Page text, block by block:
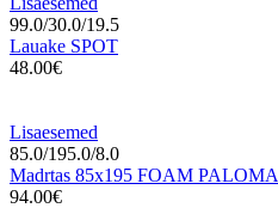
99.0/30.0/19.5
Lauake SPOT
48.00€
Lisaesemed
85.0/195.0/8.0
Madrtas 85x195 FOAM PALOMA
94.00€